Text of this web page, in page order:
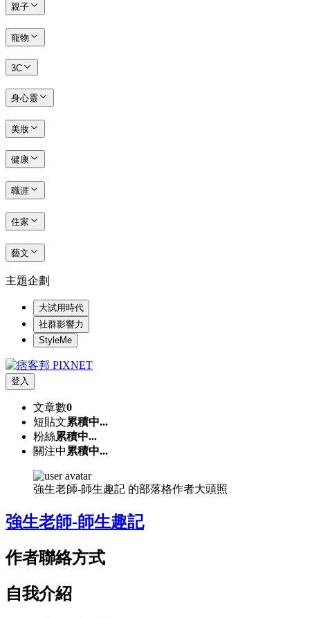
親子
寵物
3C
身心靈
美妝
健康
職涯
住家
藝文
主題企劃
大試用時代
社群影響力
StyleMe
登入
文章數0
短貼文累積中...
粉絲累積中...
關注中 累積中...
強生老師-師生趣記 的部落格作者大頭照
強生老師-師生趣記
作者聯絡方式
自我介紹